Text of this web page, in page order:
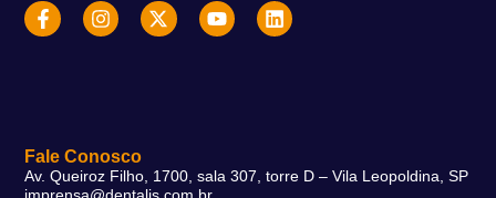
Fale Conosco
Av. Queiroz Filho, 1700, sala 307, torre D – Vila Leopoldina, SP
imprensa@dentalis.com.br